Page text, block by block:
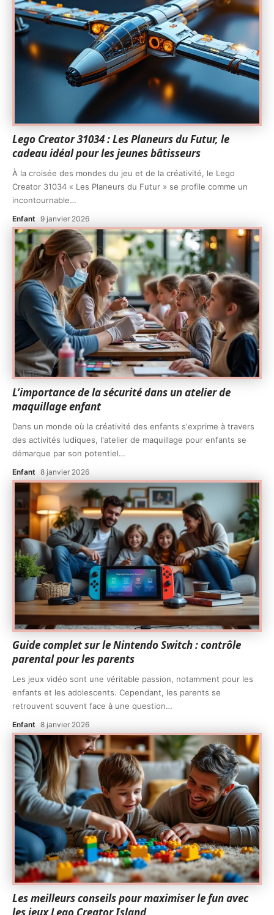
Lego Creator 31034 : Les Planeurs du Futur, le
cadeau idéal pour les jeunes bâtisseurs
À la croisée des mondes du jeu et de la créativité, le Lego
Creator 31034 « Les Planeurs du Futur » se profile comme un
incontournable…
Enfant 9 janvier 2026
L’importance de la sécurité dans un atelier de
maquillage enfant
Dans un monde où la créativité des enfants s'exprime à travers
des activités ludiques, l'atelier de maquillage pour enfants se
démarque par son potentiel…
Enfant 8 janvier 2026
Guide complet sur le Nintendo Switch : contrôle
parental pour les parents
Les jeux vidéo sont une véritable passion, notamment pour les
enfants et les adolescents. Cependant, les parents se
retrouvent souvent face à une question…
Enfant 8 janvier 2026
Les meilleurs conseils pour maximiser le fun avec